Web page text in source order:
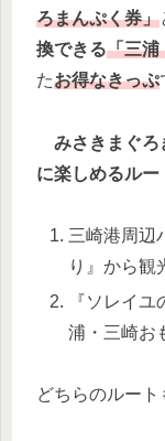
ろまんぷく券」
換できる「三浦
たお得なきっぷ
みさきまぐろ
に楽しめるルー
三崎港周辺
り』から観
『ソレイ
浦・三崎お
どちらのルート